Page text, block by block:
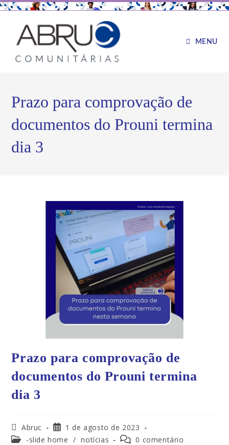
MENU
Prazo para comprovação de
documentos do Prouni termina
dia 3
Prazo para comprovação de
documentos do Prouni termina
dia 3
Abruc
1 de agosto de 2023
-slide home / notícias 0 comentário